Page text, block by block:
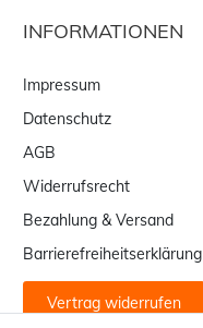
INFORMATIONEN
Impressum
Datenschutz
AGB
Widerrufsrecht
Bezahlung & Versand
Barrierefreiheitserklärung
Vertrag widerrufen